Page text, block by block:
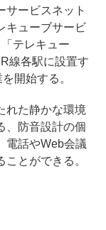
ービスネット
キューブサービ
テレキュー
線各駅に設置す
開始する。
れた静かな環境
、防音設計の個
電話やWeb会議
とができる。